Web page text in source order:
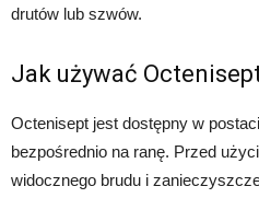
drutów lub szwów.
Jak używać
Octenisept jest dostępny w
bezpośrednio na ranę. Przed
widocznego brudu i